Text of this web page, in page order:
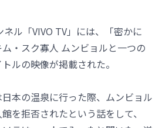
ル「VIVO TV」には、「密かに
ム・スク寡人 ムンビョルと一つの
ルの映像が掲載された。
本の温泉に行った際、ムンビョル
を拒否されたという話をして、